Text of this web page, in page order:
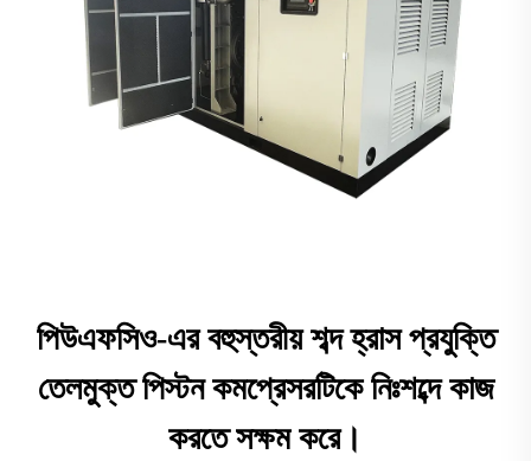
পিউএফসিও-এর বহুস্তরীয় শব্দ হ্রাস প্রযুক্তি
তেলমুক্ত পিস্টন কমপ্রেসরটিকে নিঃশব্দে কাজ
করতে সক্ষম করে।